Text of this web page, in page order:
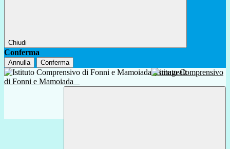
Chiudi
Conferma
Annulla Conferma
Istituto Comprensivo
di Fonni e Mamoiada